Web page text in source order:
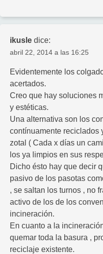
ikusle dice:
abril 22, 2014 a las 16:25
Evidentemente los
acertados.
Creo que hay soluciones
y estéticas.
Una alternativa son los
contínuamente reciclados
zotal ( Cada x días un
los ya limpios en sus
Dicho ésto hay que decir
pasivo de los pasotas
, se saltan los turnos , no
activo de los de los
incineración.
En cuanto a la
quemar toda la basura ,
reciclaje existente.